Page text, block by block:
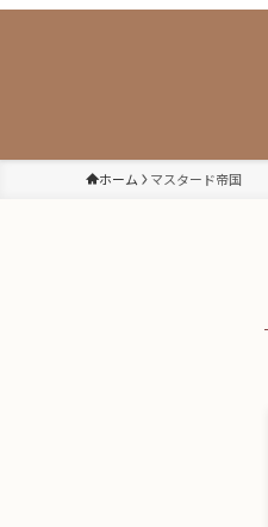
ホーム マスタード帝国